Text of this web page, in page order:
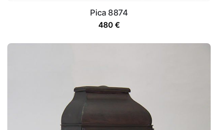
Pica 8874
480 €